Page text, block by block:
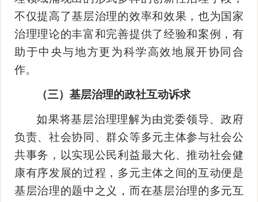
不仅提高了基层治理的效率和效果，也为国家
治理理论的丰富和完善提供了经验和案例，有
助于中央与地方更为科学高效地展开协同合
作。
（三）基层治理的政社互动诉求
如果将基层治理理解为由党委领导、政府
负责、社会协同、群众等多元主体参与社会公
共事务，以实现公民利益最大化、推动社会健
康有序发展的过程，多元主体之间的互动便是
基层治理的题中之义，而在基层治理的多元互